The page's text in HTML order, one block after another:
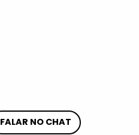
FALAR NO CHAT